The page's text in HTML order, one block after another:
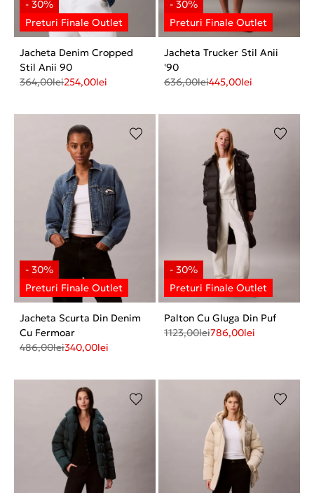
Jacheta Denim Cropped
Stil Anii 90
364,00lei254,00lei
Jacheta Trucker Stil Anii
'90
636,00lei445,00lei
Jacheta Scurta Din Denim
Cu Fermoar
486,00lei340,00lei
Palton Cu Gluga Din Puf
1123,00lei786,00lei